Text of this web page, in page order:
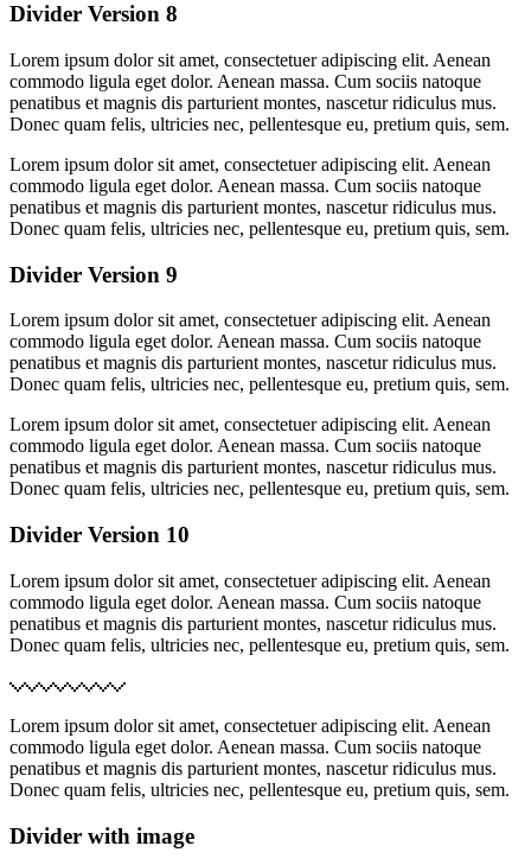
Divider Version 8
Lorem ipsum dolor sit amet, consectetuer adipiscing elit. Aenean
commodo ligula eget dolor. Aenean massa. Cum sociis natoque
penatibus et magnis dis parturient montes, nascetur ridiculus mus.
Donec quam felis, ultricies nec, pellentesque eu, pretium quis, sem.
Lorem ipsum dolor sit amet, consectetuer adipiscing elit. Aenean
commodo ligula eget dolor. Aenean massa. Cum sociis natoque
penatibus et magnis dis parturient montes, nascetur ridiculus mus.
Donec quam felis, ultricies nec, pellentesque eu, pretium quis, sem.
Divider Version 9
Lorem ipsum dolor sit amet, consectetuer adipiscing elit. Aenean
commodo ligula eget dolor. Aenean massa. Cum sociis natoque
penatibus et magnis dis parturient montes, nascetur ridiculus mus.
Donec quam felis, ultricies nec, pellentesque eu, pretium quis, sem.
Lorem ipsum dolor sit amet, consectetuer adipiscing elit. Aenean
commodo ligula eget dolor. Aenean massa. Cum sociis natoque
penatibus et magnis dis parturient montes, nascetur ridiculus mus.
Donec quam felis, ultricies nec, pellentesque eu, pretium quis, sem.
Divider Version 10
Lorem ipsum dolor sit amet, consectetuer adipiscing elit. Aenean
commodo ligula eget dolor. Aenean massa. Cum sociis natoque
penatibus et magnis dis parturient montes, nascetur ridiculus mus.
Donec quam felis, ultricies nec, pellentesque eu, pretium quis, sem.
Lorem ipsum dolor sit amet, consectetuer adipiscing elit. Aenean
commodo ligula eget dolor. Aenean massa. Cum sociis natoque
penatibus et magnis dis parturient montes, nascetur ridiculus mus.
Donec quam felis, ultricies nec, pellentesque eu, pretium quis, sem.
Divider with image